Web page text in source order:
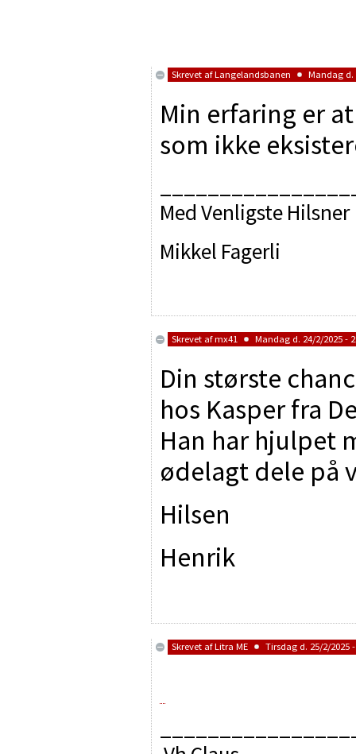
Skrevet afLangelandsbanen Mandag d.
Min erfaring er
som ikke
Med Venligste Hilsner
Mikkel Fagerli
Skrevet afmx41 Mandag d. 24/2/2025 -
Din største
hos Kasper fra
Han har hjulpet
ødelagt dele på
Hilsen
Henrik
Skrevet afLitra ME Tirsdag d. 25/2/2025